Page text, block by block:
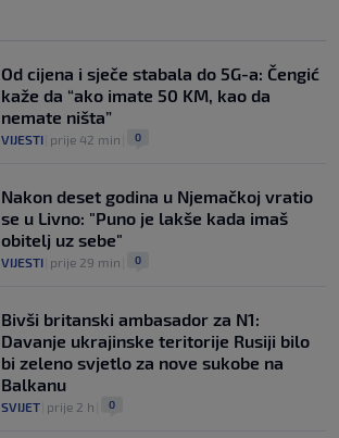
Od cijena i sječe stabala do 5G-a: Čengić
kaže da “ako imate 50 KM, kao da
nemate ništa”
VIJESTI prije 42 min 0
Nakon deset godina u Njemačkoj vratio
se u Livno: "Puno je lakše kada imaš
obitelj uz sebe"
VIJESTI prije 29 min 0
Bivši britanski ambasador za N1:
Davanje ukrajinske teritorije Rusiji bilo
bi zeleno svjetlo za nove sukobe na
Balkanu
SVIJET prije 2 h 0